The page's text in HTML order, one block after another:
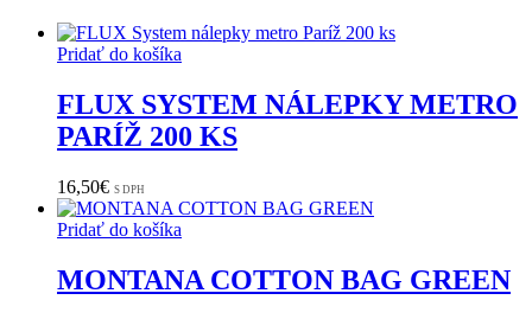
Pridať do košíka
FLUX SYSTEM NÁLEPKY METRO
PARÍŽ 200 KS
16,50€ S DPH
Pridať do košíka
MONTANA COTTON BAG GREEN